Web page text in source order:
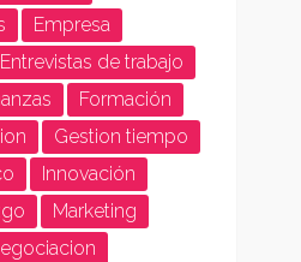
Empresa
Entrevistas de trabajo
Formación
Gestion tiempo
Innovación
Marketing